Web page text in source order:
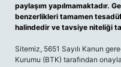
paylaşım yapılmamaktadır.
benzerlikleri tamamen
halindedir ve tavsiye niteliği
Sitemiz, 5651 Sayılı Kanun
Kurumu (BTK) tarafından